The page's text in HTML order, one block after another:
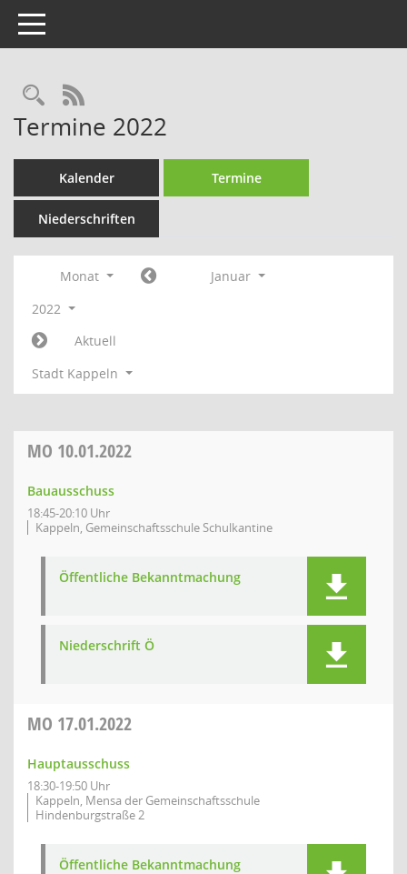
Toggle navigation
Rechercheauswahl
RSS-Feed
Termine 2022
Kalender Termine
Niederschriften
Monat
Januar
2022
Aktuell
Stadt Kappeln
MO 10.01.2022
Bauausschuss
18:45-20:10 Uhr
Kappeln, Gemeinschaftsschule Schulkantine
Öffentliche Bekanntmachung
Niederschrift Ö
MO 17.01.2022
Hauptausschuss
18:30-19:50 Uhr
Kappeln, Mensa der Gemeinschaftsschule
Hindenburgstraße 2
Öffentliche Bekanntmachung